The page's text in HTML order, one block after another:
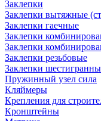
Заклепки
Заклепки вытяжные
Заклепки гаечные
Заклепки
Заклепки
Заклепки резьбовые
Заклепки
Пружинный узел сила
Кляймеры
Крепления для
Кронштейны